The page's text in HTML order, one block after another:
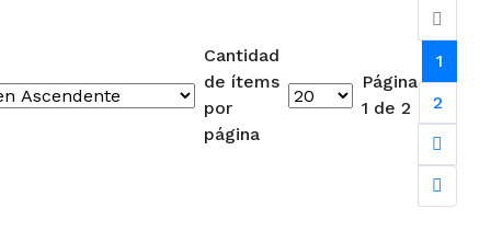
Cantidad
de ítems
por
página
Página
1 de 2
1
2